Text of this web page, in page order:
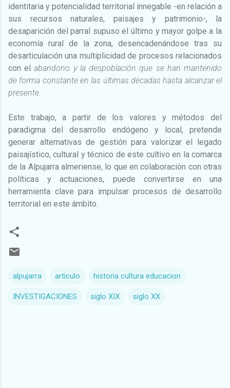
identitaria y potencialidad territorial innegable -en relación a
sus recursos naturales, paisajes y patrimonio-, la
desaparición del parral supuso el último y mayor golpe a la
economía rural de la zona, desencadenándose tras su
desarticulación una multiplicidad de procesos relacionados
con elabandono y la despoblación que se han mantenido
de forma constante en las últimas décadas hasta alcanzar el
presente.
Este trabajo, a partir de los valores y métodos del
paradigma del desarrollo endógeno y local, pretende
generar alternativas de gestión para valorizar el legado
paisajístico, cultural y técnico de este cultivo en la comarca
de la Alpujarra almeriense, lo que en colaboración con otras
políticas y actuaciones, puede convertirse en una
herramienta clave para impulsar procesos de desarrollo
territorial en este ámbito.
alpujarra articulo historia cultura educacion
INVESTIGACIONES siglo XIX siglo XX